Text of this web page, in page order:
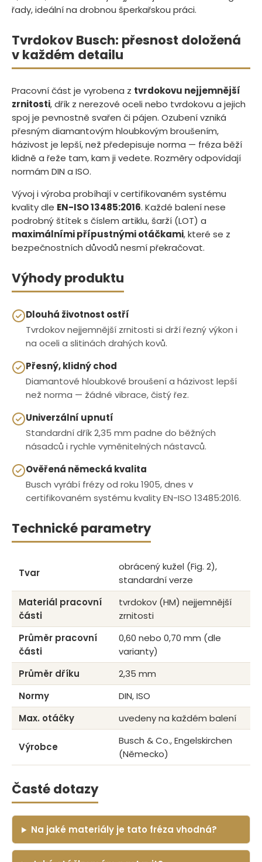
řady, ideální na drobnou šperkařskou práci.
Tvrdokov Busch: přesnost doložená
v každém detailu
Pracovní část je vyrobena z tvrdokovu nejjemnější
zrnitosti, dřík z nerezové oceli nebo tvrdokovu a jejich
spoj je pevnostně svařen či pájen. Ozubení vzniká
přesným diamantovým hloubkovým broušením,
házivost je lepší, než předepisuje norma — fréza běží
klidně a řeže tam, kam ji vedete. Rozměry odpovídají
normám DIN a ISO.
Vývoj i výroba probíhají v certifikovaném systému
kvality dle EN-ISO 13485:2016. Každé balení nese
podrobný štítek s číslem artiklu, šarží (LOT) a
maximálními přípustnými otáčkami, které se z
bezpečnostních důvodů nesmí překračovat.
Výhody produktu
Dlouhá životnost ostří
Tvrdokov nejjemnější zrnitosti si drží řezný výkon i
na oceli a slitinách drahých kovů.
Přesný, klidný chod
Diamantové hloubkové broušení a házivost lepší
než norma — žádné vibrace, čistý řez.
Univerzální upnutí
Standardní dřík 2,35 mm padne do běžných
násadců i rychle vyměnitelných nástavců.
Ověřená německá kvalita
Busch vyrábí frézy od roku 1905, dnes v
certifikovaném systému kvality EN-ISO 13485:2016.
Technické parametry
Tvar
obrácený kužel (Fig. 2),
standardní verze
Materiál pracovní
části
tvrdokov (HM) nejjemnější
zrnitosti
Průměr pracovní
části
0,60 nebo 0,70 mm (dle
varianty)
Průměr dříku
2,35 mm
Normy
DIN, ISO
Max. otáčky
uvedeny na každém balení
Výrobce
Busch & Co., Engelskirchen
(Německo)
Časté dotazy
Na jaké materiály je tato fréza vhodná?